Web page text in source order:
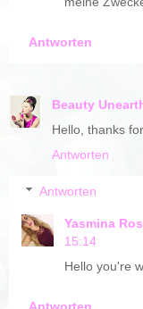
Antworten
Beauty
Hello, thanks
Antworten
Antworten
Yasmina
15:14
Hello you're